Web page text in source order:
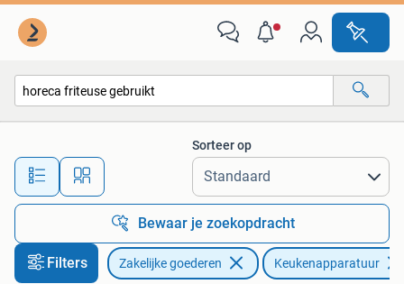
Alle afstanden…
Sorteer op
Bewaar je zoekopdracht
Filters Zakelijke goederen Keukenapparatuur